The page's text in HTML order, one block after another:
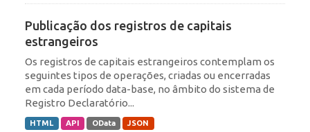
Publicação dos registros de capitais
estrangeiros
Os registros de capitais estrangeiros contemplam os
seguintes tipos de operações, criadas ou encerradas
em cada período data-base, no âmbito do sistema de
Registro Declaratório...
HTML API OData JSON